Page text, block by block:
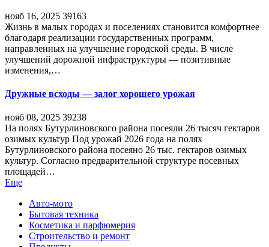
нояб 16, 2025 39163
Жизнь в малых городах и поселениях становится комфортнее
благодаря реализации государственных программ,
направленных на улучшение городской среды. В числе
улучшений дорожной инфраструктуры — позитивные
изменения,…
Дружные всходы — залог хорошего урожая
нояб 08, 2025 39238
На полях Бутурлиновского района посеяли 26 тысяч гектаров
озимых культур Под урожай 2026 года на полях
Бутурлиновского района посеяно 26 тыс. гектаров озимых
культур. Согласно предварительной структуре посевных
площадей…
Еще
Авто-мото
Бытовая техника
Косметика и парфюмерия
Строительство и ремонт